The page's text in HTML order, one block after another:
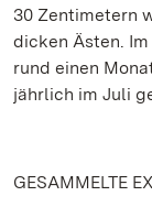
30 Zentimetern
dicken Ästen.
rund einen
jährlich im Juli
GESAMMELTE